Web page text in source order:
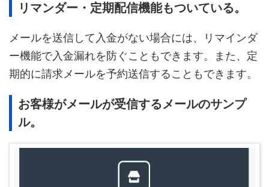
リマンダー・定期配信機能もついている。
メールを送信して入金がない場合には、リマインダ
ー機能で入金漏れを防ぐこともできます。また、定
期的に請求メールを予約送信することもできます。
お客様がメールが受信するメールのサンプ
ル。